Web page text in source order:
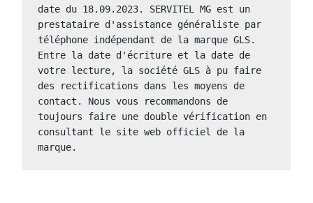
date du 18.09.2023. SERVITEL MG est un
prestataire d'assistance généraliste par
téléphone indépendant de la marque GLS.
Entre la date d'écriture et la date de
votre lecture, la société GLS à pu faire
des rectifications dans les moyens de
contact. Nous vous recommandons de
toujours faire une double vérification en
consultant le site web officiel de la
marque.